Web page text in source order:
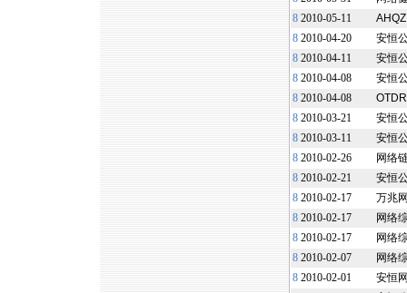
8 2010-05-11
8 2010-04-20
安恒
8 2010-04-11
安恒
8 2010-04-08
安恒
8 2010-04-08
8 2010-03-21
安恒
8 2010-03-11
安恒
8 2010-02-26
网络
8 2010-02-21
安恒
8 2010-02-17
万兆
8 2010-02-17
网络
8 2010-02-17
网络
8 2010-02-07
网络
8 2010-02-01
安恒